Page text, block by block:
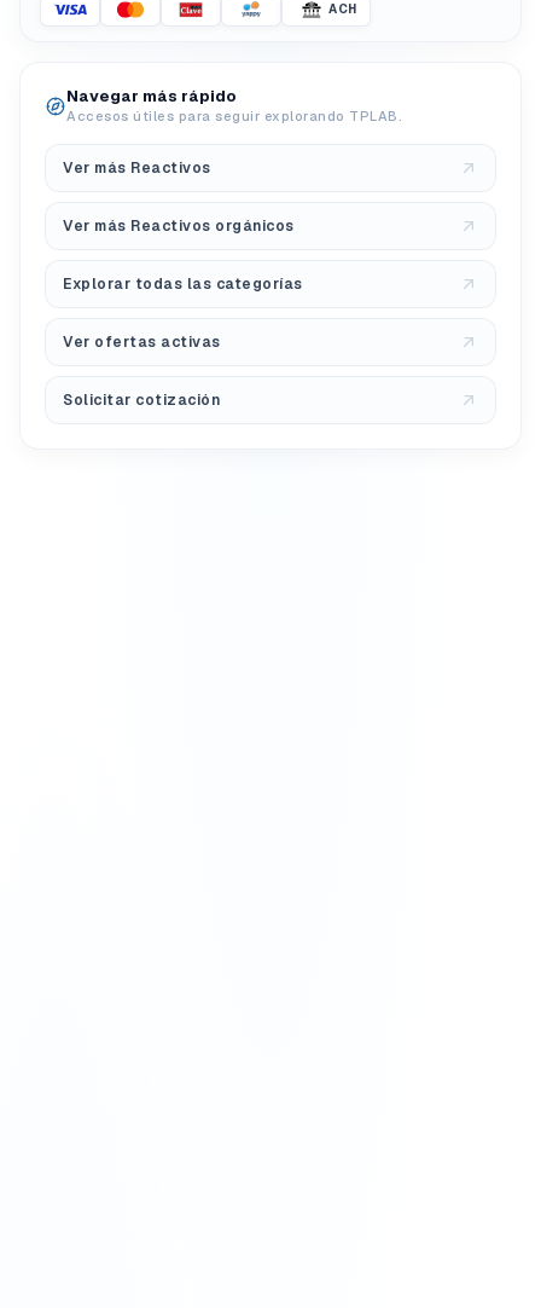
ACH
Navegar más rápido
Accesos útiles para seguir explorando TPLAB.
Ver más Reactivos
Ver más Reactivos orgánicos
Explorar todas las categorías
Ver ofertas activas
Solicitar cotización